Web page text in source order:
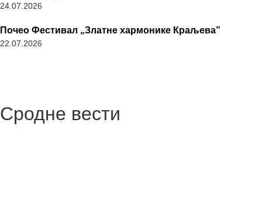
24.07.2026
Почео Фестивал „Златне хармонике Краљева”
22.07.2026
Сродне вести